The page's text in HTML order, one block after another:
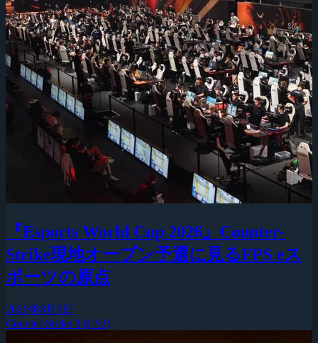
『Esports World Cup 2026』Counter-
Strike現地オープン予選に見るFPS eス
ポーツの原点
2026年8月9日
Counter-Strike 2 (CS2)